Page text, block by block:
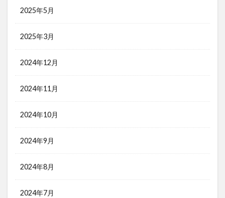
2025年5月
2025年3月
2024年12月
2024年11月
2024年10月
2024年9月
2024年8月
2024年7月